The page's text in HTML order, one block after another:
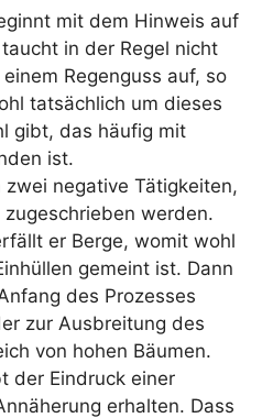
mit dem Hinweis auf
in der Regel nicht
Regenguss auf, so
tatsächlich um dieses
gibt, das häufig mit
ist.
zwei negative Tätigkeiten,
werden.
er Berge, womit wohl
gemeint ist. Dann
des Prozesses
zur Ausbreitung des
von hohen Bäumen.
der Eindruck einer
erhalten. Dass